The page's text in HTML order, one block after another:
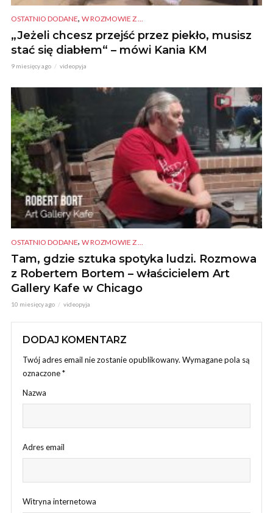
OSTATNIO DODANE, W ROZMOWIE Z ...
„Jeżeli chcesz przejść przez piekło, musisz
stać się diabłem“ – mówi Kania KM
9 miesięcy ago videopyja
OSTATNIO DODANE, W ROZMOWIE Z ...
Tam, gdzie sztuka spotyka ludzi. Rozmowa
z Robertem Bortem – właścicielem Art
Gallery Kafe w Chicago
10 miesięcy ago videopyja
DODAJ KOMENTARZ
Twój adres email nie zostanie opublikowany. Wymagane pola są
oznaczone*
Nazwa
Adres email
Witryna internetowa